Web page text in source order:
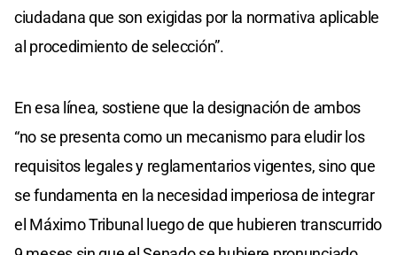
ciudadana que son exigidas por la normativa aplicable
al procedimiento de selección”.
En esa línea, sostiene que la designación de ambos
“no se presenta como un mecanismo para eludir los
requisitos legales y reglamentarios vigentes, sino que
se fundamenta en la necesidad imperiosa de integrar
el Máximo Tribunal luego de que hubieren transcurrido